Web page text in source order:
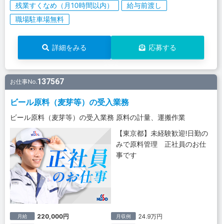
残業すくなめ（月10時間以内）
給与前渡し
職場駐車場無料
詳細をみる 応募する
お仕事No.137567
ビール原料（麦芽等）の受入業務
ビール原料（麦芽等）の受入業務 原料の計量、運搬作業
【東京都】未経験歓迎!日勤の
みで原料管理 正社員のお仕
事です
月給 220,000円 月収例 24.9万円